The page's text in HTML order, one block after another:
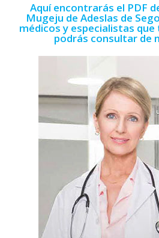
Aquí encontrarás el PDF
Mugeju de Adeslas de
médicos y especialistas
podrás consultar de